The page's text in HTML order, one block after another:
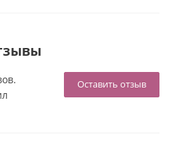
Оставить отзыв